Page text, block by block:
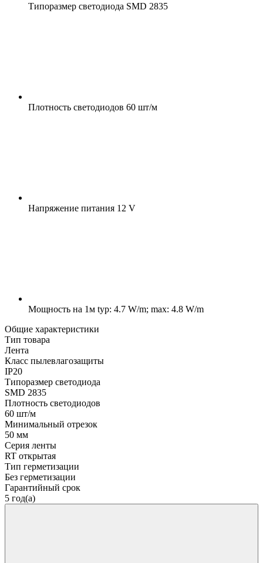
Типоразмер светодиода SMD 2835
Плотность светодиодов 60 шт/м
Напряжение питания 12 V
Мощность на 1м typ: 4.7 W/m; max: 4.8 W/m
Общие характеристики
Тип товара
Лента
Класс пылевлагозащиты
IP20
Типоразмер светодиода
SMD 2835
Плотность светодиодов
60 шт/м
Минимальный отрезок
50 мм
Серия ленты
RT открытая
Тип герметизации
Без герметизации
Гарантийный срок
5 год(а)